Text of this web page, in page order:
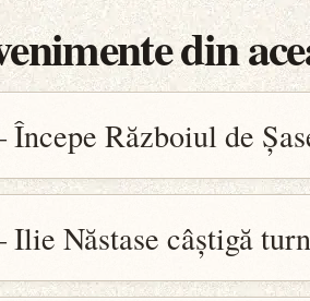
din
Începe Războiul de
Ilie Năstase câștigă